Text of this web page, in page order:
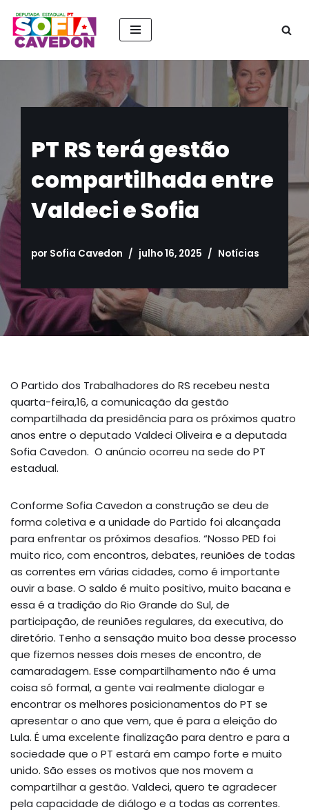
Pular
PT RS terá gestão
compartilhada entre
Valdeci e Sofia
por Sofia Cavedon julho 16, 2025 Notícias
O Partido dos Trabalhadores do RS recebeu nesta
quarta-feira,16, a comunicação da gestão
compartilhada da presidência para os próximos quatro
anos entre o deputado Valdeci Oliveira e a deputada
Sofia Cavedon. O anúncio ocorreu na sede do PT
estadual.
Conforme Sofia Cavedon a construção se deu de
forma coletiva e a unidade do Partido foi alcançada
para enfrentar os próximos desafios. “Nosso PED foi
muito rico, com encontros, debates, reuniões de todas
as correntes em várias cidades, como é importante
ouvir a base. O saldo é muito positivo, muito bacana e
essa é a tradição do Rio Grande do Sul, de
participação, de reuniões regulares, da executiva, do
diretório. Tenho a sensação muito boa desse processo
que fizemos nesses dois meses de encontro, de
camaradagem. Esse compartilhamento não é uma
coisa só formal, a gente vai realmente dialogar e
encontrar os melhores posicionamentos do PT se
apresentar o ano que vem, que é para a eleição do
Lula. É uma excelente finalização para dentro e para a
sociedade que o PT estará em campo forte e muito
unido. São esses os motivos que nos movem a
compartilhar a gestão. Valdeci, quero te agradecer
pela capacidade de diálogo e a todas as correntes.